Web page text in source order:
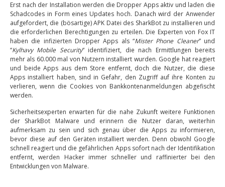
Erst nach der Installation werden die Dropper Apps aktiv und laden die
Schadcodes in Form eines Updates hoch. Danach wird der Anwender
aufgefordert, die (bösartige) APK Datei des SharkBot zu installieren und
die erforderlichen Berechtigungen zu erteilen. Die Experten von Fox IT
haben die infizierten Dropper Apps als “Mister Phone Cleaner” und
“Kylhavy Mobile Security“ identifiziert, die nach Ermittlungen bereits
mehr als 60.000 mal von Nutzern installiert wurden. Google hat reagiert
und beide Apps aus dem Store entfernt, doch die Nutzer, die diese
Apps installiert haben, sind in Gefahr, den Zugriff auf ihre Konten zu
verlieren, wenn die Cookies von Bankkontenanmeldungen abgefischt
werden.
Sicherheitsexperten erwarten für die nahe Zukunft weitere Funktionen
der SharkBot Malware und erinnern die Nutzer daran, weiterhin
aufmerksam zu sein und sich genau über die Apps zu informieren,
bevor diese auf den Geräten installiert werden. Denn obwohl Google
schnell reagiert und die gefährlichen Apps sofort nach der Identifikation
entfernt, werden Hacker immer schneller und raffinierter bei den
Entwicklungen von Malware.